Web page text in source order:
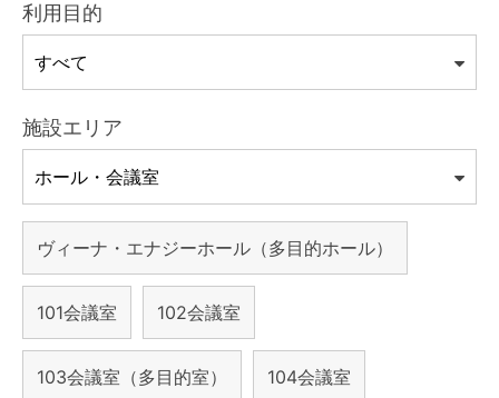
利用目的
施設エリア
ヴィーナ・エナジーホール（多目的ホール）
101会議室 102会議室
103会議室（多目的室） 104会議室